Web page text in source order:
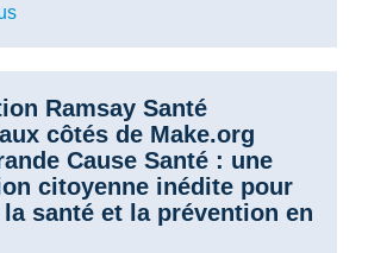
Ramsay Santé
côtés de Make.org
Cause Santé : une
citoyenne inédite pour
santé et la prévention en